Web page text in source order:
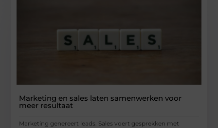
Marketing en sales laten samenwerken voor
meer resultaat
Marketing genereert leads. Sales voert gesprekken met